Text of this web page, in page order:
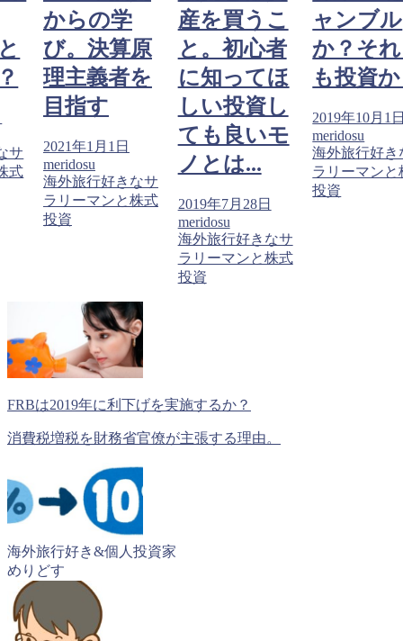
サ
式
からの学
び。決算原
理主義者を
目指す
2021年1月1日
meridosu
海外旅行好きなサ
ラリーマンと株式
投資
産を買うこ
と。初心者
に知ってほ
しい投資し
ても良いモ
ノとは...
2019年7月28日
meridosu
海外旅行好きなサ
ラリーマンと株式
投資
ャンブル
か？そ
も投資
2019年10月1
meridosu
海外旅行好き
ラリーマンと
投資
FRBは2019年に利下げを実施するか？
消費税増税を財務省官僚が主張する理由。
海外旅行好き&個人投資家
めりどす